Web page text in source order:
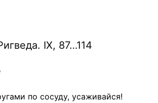
IX, 87…114
по сосуду, усаживайся!